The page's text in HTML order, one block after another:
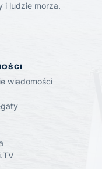
i ludzie morza.
wiadomości